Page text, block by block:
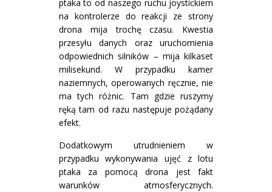
ptaka to od naszego ruchu joystickiem
na kontrolerze do reakcji ze strony
drona mija trochę czasu. Kwestia
przesyłu danych oraz uruchomienia
odpowiednich silników – mija kilkaset
milisekund. W przypadku kamer
naziemnych, operowanych ręcznie, nie
ma tych różnic. Tam gdzie ruszymy
ręką tam od razu następuje pożądany
efekt.
Dodatkowym utrudnieniem w
przypadku wykonywania ujęć z lotu
ptaka za pomocą drona jest fakt
warunków atmosferycznych.